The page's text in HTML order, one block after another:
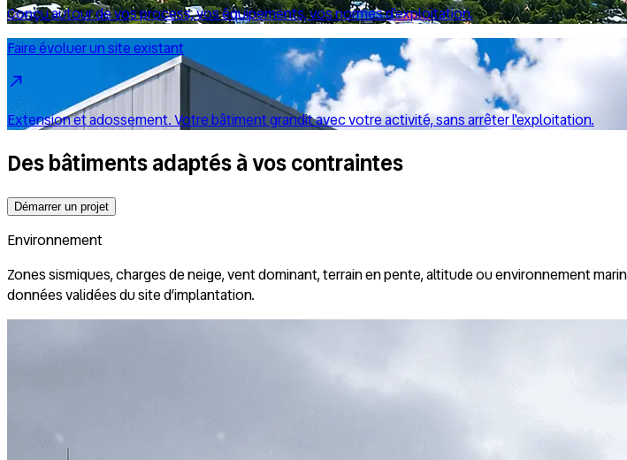
Conçu autour de vos process, vos équipements, vos normes d'exploitation.
Faire évoluer un site existant
Extension et adossement. Votre bâtiment grandit avec votre activité, sans arrêter l'exploitation.
Des bâtiments adaptés à vos contraintes
Démarrer un projet
Environnement
Zones sismiques, charges de neige, vent dominant, terrain en pente, altitude ou environnement
données validées du site d’implantation.